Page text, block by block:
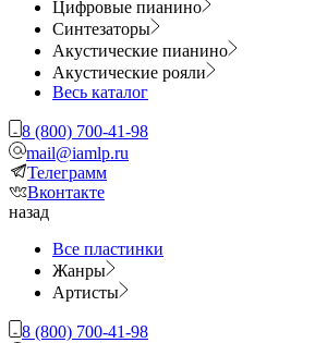
Цифровые пианино
Синтезаторы
Акустические пианино
Акустические рояли
Весь каталог
8 (800) 700-41-98
mail@iamlp.ru
Телеграмм
Вконтакте
назад
Все пластинки
Жанры
Артисты
8 (800) 700-41-98